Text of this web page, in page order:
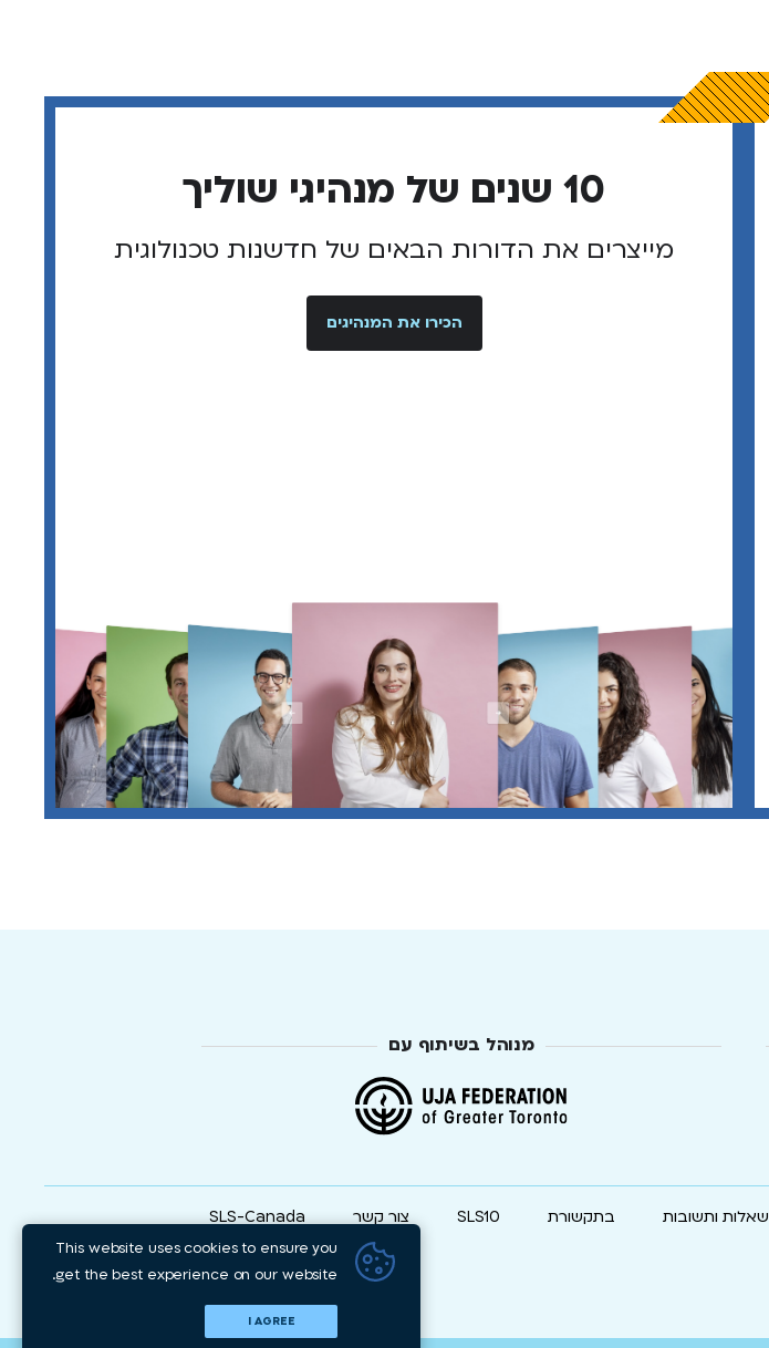
10 שנים של מנהיגי שוליך
מייצרים את הדורות הבאים של חדשנות טכנולוגית
הכירו את המנהיגים
מנוהל בשיתוף עם
שאלות ותשובות בתקשורת SLS10 צור קשר SLS-Canada
This website uses cookies to ensure you
get the best experience on our website.
I AGREE